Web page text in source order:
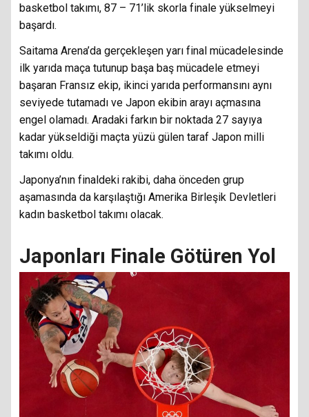
basketbol takımı, 87 – 71’lik skorla finale yükselmeyi
başardı.
Saitama Arena’da gerçekleşen yarı final mücadelesinde
ilk yarıda maça tutunup başa baş mücadele etmeyi
başaran Fransız ekip, ikinci yarıda performansını aynı
seviyede tutamadı ve Japon ekibin arayı açmasına
engel olamadı. Aradaki farkın bir noktada 27 sayıya
kadar yükseldiği maçta yüzü gülen taraf Japon milli
takımı oldu.
Japonya’nın finaldeki rakibi, daha önceden grup
aşamasında da karşılaştığı Amerika Birleşik Devletleri
kadın basketbol takımı olacak.
Japonları Finale Götüren Yol